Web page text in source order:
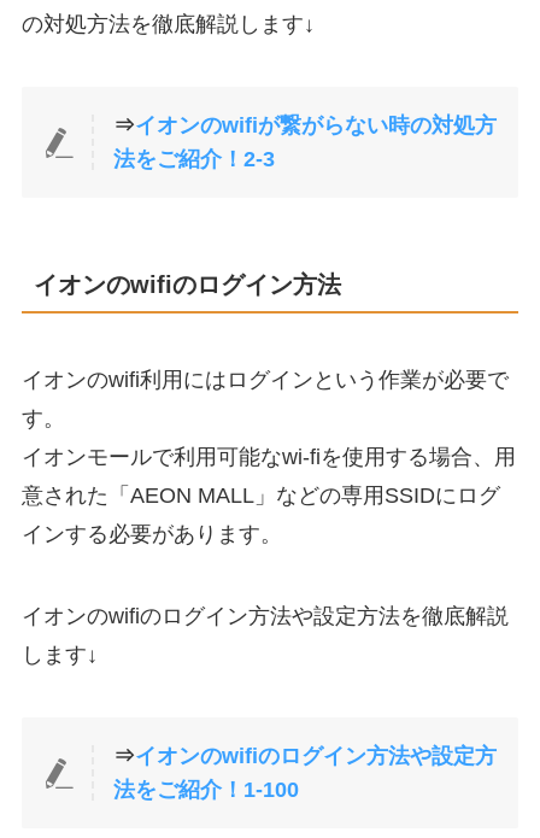
の対処方法を徹底解説します↓
⇒イオンのwifiが繋がらない時の対処方
法をご紹介！2-3
イオンのwifiのログイン方法
イオンのwifi利用にはログインという作業が必要で
す。
イオンモールで利用可能なwi-fiを使用する場合、用
意された「AEON MALL」などの専用SSIDにログ
インする必要があります。
イオンのwifiのログイン方法や設定方法を徹底解説
します↓
⇒イオンのwifiのログイン方法や設定方
法をご紹介！1-100